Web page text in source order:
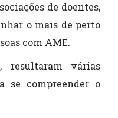
de doentes,
o mais de perto
com AME.
resultaram várias
se compreender o